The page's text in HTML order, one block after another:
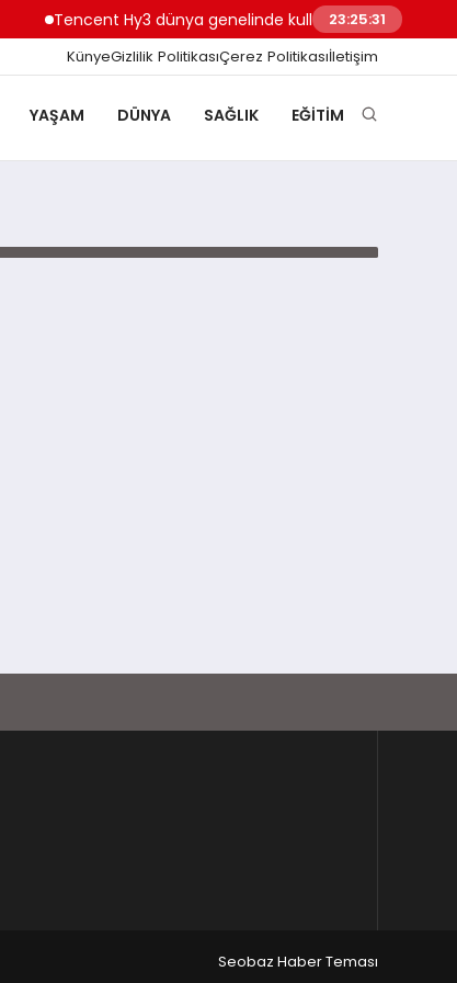
Tencent Hy3 dünya genelinde kullanıma sunuldu
23:25:31
KünyeGizlilik PolitikasıÇerez Politikasıİletişim
YAŞAM DÜNYA SAĞLIK EĞITIM
Seobaz Haber Teması